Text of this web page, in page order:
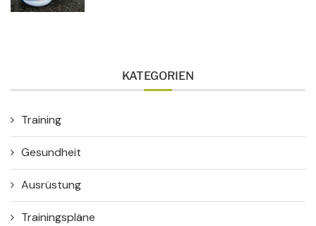
KATEGORIEN
Training
Gesundheit
Ausrüstung
Trainingspläne